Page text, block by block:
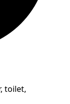
toilet,